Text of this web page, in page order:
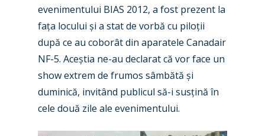
evenimentului BIAS 2012, a fost prezent la
fața locului și a stat de vorbă cu piloții
după ce au coborât din aparatele Canadair
NF-5. Aceștia ne-au declarat că vor face un
show extrem de frumos sâmbătă și
duminică, invitând publicul să-i susțină în
cele două zile ale evenimentului.